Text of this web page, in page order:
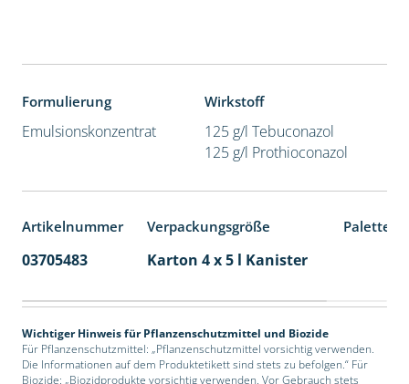
Formulierung
Emulsionskonzentrat
Wirkstoff
125 g/l Tebuconazol
125 g/l Prothioconazol
Artikelnummer Verpackungsgröße
03705483 Karton 4 x 5 l Kanister
Wichtiger Hinweis für Pflanzenschutzmittel und Biozide
Für Pflanzenschutzmittel: „Pflanzenschutzmittel vorsichtig verwenden.
Die Informationen auf dem Produktetikett sind stets zu befolgen.“ Für
Biozide: „Biozidprodukte vorsichtig verwenden. Vor Gebrauch stets